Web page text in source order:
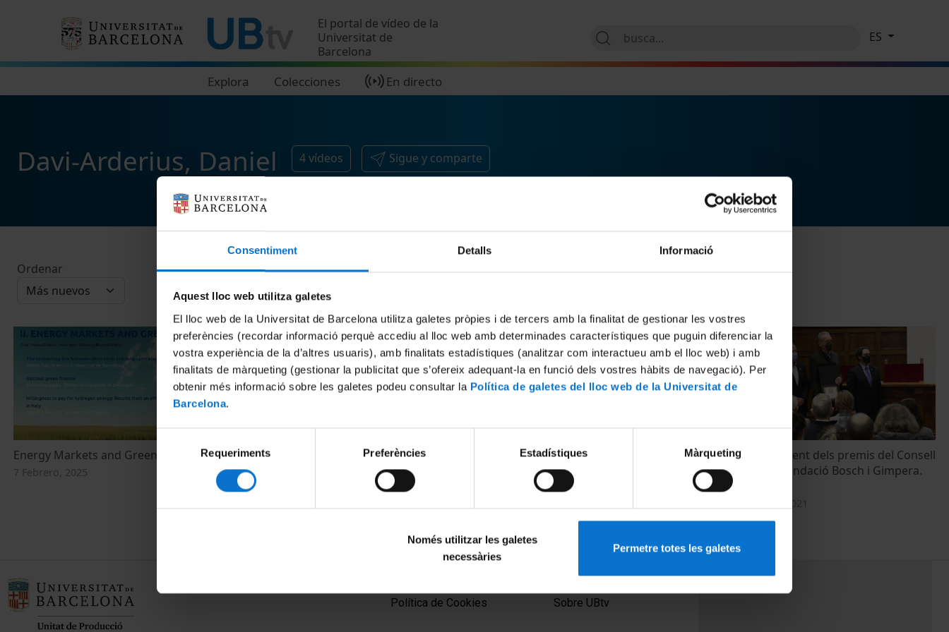
Consentiment Detalls Informació
Aquest lloc web utilitza galetes
El lloc web de la Universitat de Barcelona utilitza galetes pròpies i de tercers amb la finalitat de gestionar les vostres
preferències (recordar informació perquè accediu al lloc web amb determinades característiques que puguin diferenciar la
vostra experiència de la d’altres usuaris), amb finalitats estadístiques (analitzar com interactueu amb el lloc web) i amb
finalitats de màrqueting (gestionar la publicitat que s’ofereix adequant-la en funció dels vostres hàbits de navegació). Per
obtenir més informació sobre les galetes podeu consultar la Política de galetes del lloc web de la Universitat de
Barcelona.
consentiment
Requeriments Preferències Estadístiques Màrqueting
Només utilitzar les galetes
necessàries
Permetre totes les galetes
El portal de vídeo de la
Universitat de
Barcelona
Explora Colecciones En directo
ES
Davi-Arderius, Daniel 4vídeos Sigue y comparte
Ordenar
Energy Markets and Green Finance
7 Febrero, 2025
Analysing New Energy Policies and
Regulation
14 Febrero, 2023
Energy Affordability
18 Febrero, 2022
Acte de lliurament dels premis del Consell
Social i de la Fundació Bosch i Gimpera.
Edició 2021
Política de Cookies
PEU 2
Sobre UBtv
PEU 3